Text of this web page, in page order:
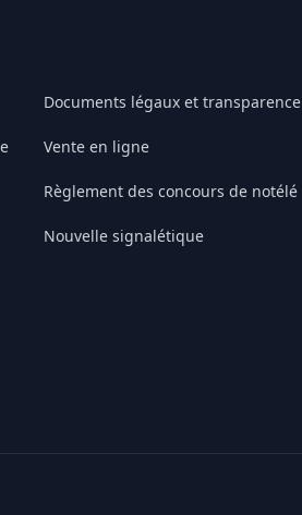
Documents légaux et transparence
Vente en ligne
Règlement des concours de notélé
Nouvelle signalétique